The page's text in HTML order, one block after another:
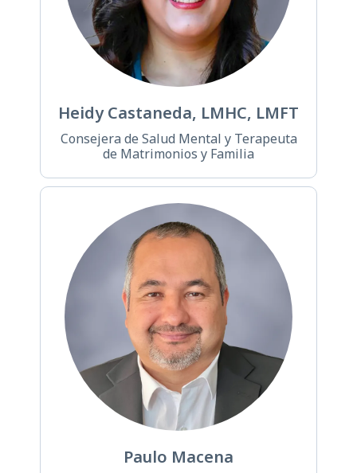
Heidy Castaneda, LMHC, LMFT
Consejera de Salud Mental y Terapeuta
de Matrimonios y Familia
Paulo Macena